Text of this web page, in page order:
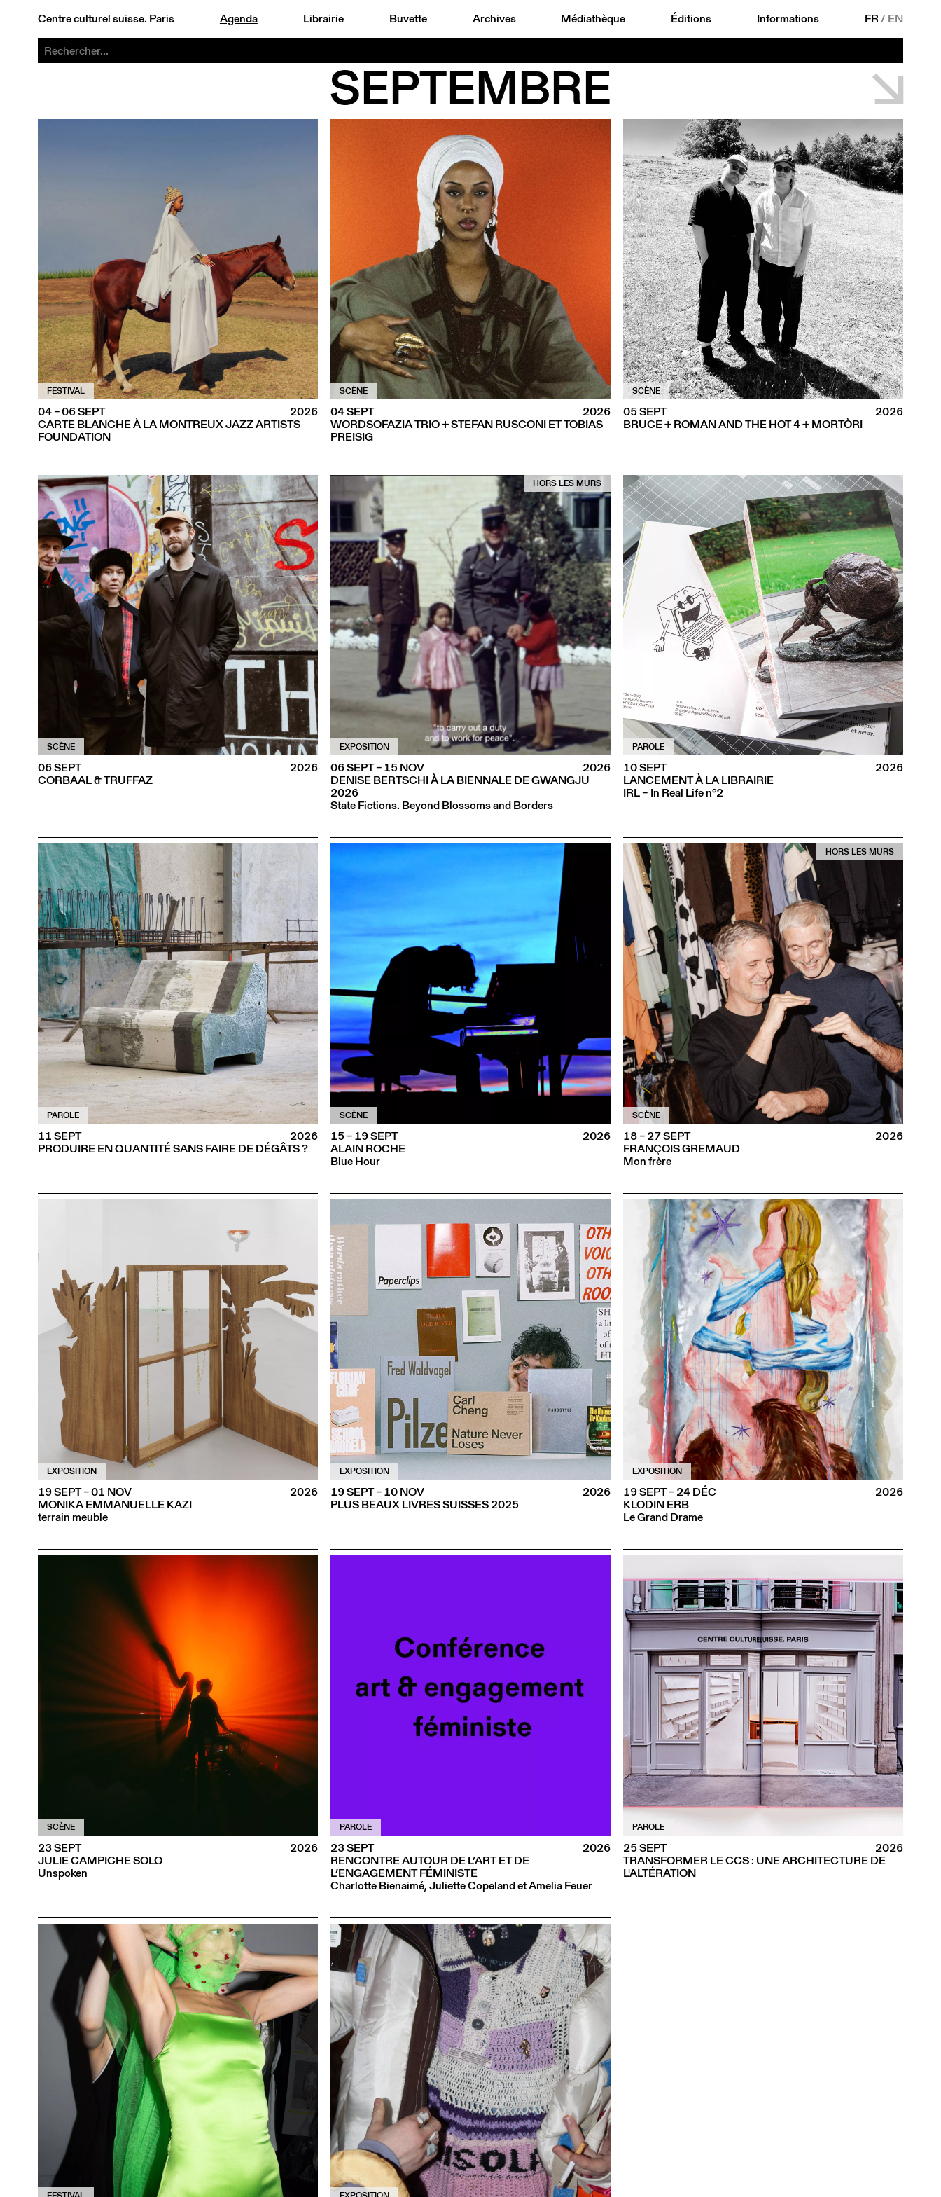
Centre culturel suisse. Paris Agenda Librairie Buvette Archives Médiathèque Éditions Informations FR/ EN
SEPTEMBRE ˅
FESTIVAL
CARTE BLANCHE À LA MONTREUX JAZZ ARTISTS
FOUNDATION
04 – 06 SEPT 2026
SCÈNE
WORDSOFAZIA TRIO + STEFAN RUSCONI ET TOBIAS
PREISIG
04 SEPT 2026
SCÈNE
BRUCE + ROMAN AND THE HOT 4 + MORTÒRI
05 SEPT 2026
SCÈNE
CORBAAL & TRUFFAZ
06 SEPT 2026
EXPOSITION
HORS LES MURS
DENISE BERTSCHI À LA BIENNALE DE GWANGJU
2026
State Fictions. Beyond Blossoms and Borders
06 SEPT – 15 NOV 2026
PAROLE
LANCEMENT À LA LIBRAIRIE
IRL – In Real Life n°2
10 SEPT 2026
PAROLE
PRODUIRE EN QUANTITÉ SANS FAIRE DE DÉGÂTS ?
11 SEPT 2026
SCÈNE
ALAIN ROCHE
Blue Hour
15 – 19 SEPT 2026
SCÈNE
HORS LES MURS
FRANÇOIS GREMAUD
Mon frère
18 – 27 SEPT 2026
EXPOSITION
MONIKA EMMANUELLE KAZI
terrain meuble
19 SEPT – 01 NOV 2026
EXPOSITION
PLUS BEAUX LIVRES SUISSES 2025
19 SEPT – 10 NOV 2026
EXPOSITION
KLODIN ERB
Le Grand Drame
19 SEPT – 24 DÉC 2026
SCÈNE
JULIE CAMPICHE SOLO
Unspoken
23 SEPT 2026
PAROLE
RENCONTRE AUTOUR DE L’ART ET DE
L’ENGAGEMENT FÉMINISTE
Charlotte Bienaimé, Juliette Copeland et Amelia Feuer
23 SEPT 2026
PAROLE
TRANSFORMER LE CCS : UNE ARCHITECTURE DE
L'ALTÉRATION
25 SEPT 2026